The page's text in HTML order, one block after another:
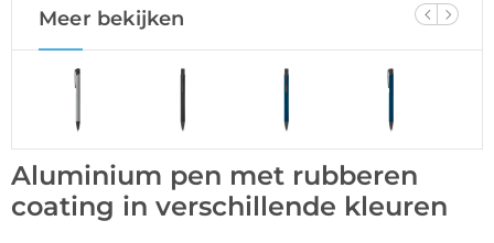
Meer bekijken
Aluminium pen met rubberen
coating in verschillende kleuren